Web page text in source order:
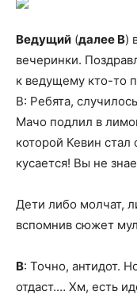
Ведущий (далее В)
вечеринки.
к ведущему кто-то
В: Ребята,
Мачо подлил в
которой Кевин
кусается! Вы не
Дети либо молчат,
вспомнив сюжет
В: Точно, антидот.
отдаст.… Хм, есть